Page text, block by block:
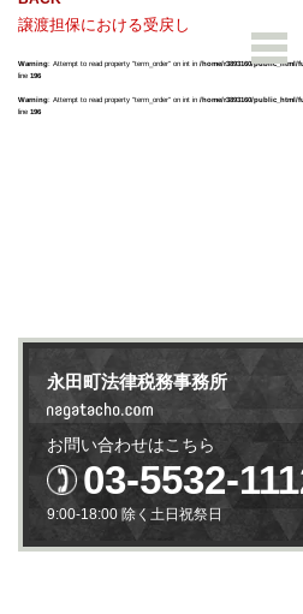
譲渡担保における受戻し
Warning: Attempt to read property "term_order" on int in /home/r3893160/
line 196
Warning: Attempt to read property "term_order" on int in /home/r3893160/
line 196
永田町法律税務事務所
お問い合わせはこちら
03-5532-
9:00-18:00 除く土日祝祭日